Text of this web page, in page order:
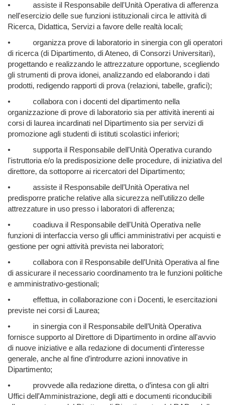
•
assiste il Responsabile dell'Unità Operativa di afferenza
nell'esercizio delle sue funzioni istituzionali circa le attività di
Ricerca, Didattica, Servizi a favore delle realtà locali;
•
organizza prove di laboratorio in sinergia con gli operatori
di ricerca (di Dipartimento, di Ateneo, di Consorzi Universitari),
progettando e realizzando le attrezzature opportune, scegliendo
gli strumenti di prova idonei, analizzando ed elaborando i dati
prodotti, redigendo rapporti di prova (relazioni, tabelle, grafici);
•
collabora con i docenti del dipartimento nella
organizzazione di prove di laboratorio sia per attività inerenti ai
corsi di laurea incardinati nel Dipartimento sia per servizi di
promozione agli studenti di istituti scolastici inferiori;
•
supporta il Responsabile dell'Unità Operativa curando
l'istruttoria e/o la predisposizione delle procedure, di iniziativa del
direttore, da sottoporre ai ricercatori del Dipartimento;
•
assiste il Responsabile dell’Unità Operativa nel
predisporre pratiche relative alla sicurezza nell’utilizzo delle
attrezzature in uso presso i laboratori di afferenza;
•
coadiuva il Responsabile dell'Unità Operativa nelle
funzioni di interfaccia verso gli uffici amministrativi per acquisti e
gestione per ogni attività prevista nei laboratori;
•
collabora con il Responsabile dell’Unità Operativa al fine
di assicurare il necessario coordinamento tra le funzioni politiche
e amministrativo-gestionali;
•
effettua, in collaborazione con i Docenti, le esercitazioni
previste nei corsi di Laurea;
•
in sinergia con il Responsabile dell’Unità Operativa
fornisce supporto al Direttore di Dipartimento in ordine all'avvio
di nuove iniziative e alla redazione di documenti d’interesse
generale, anche al fine d’introdurre azioni innovative in
Dipartimento;
•
provvede alla redazione diretta, o d’intesa con gli altri
Uffici dell’Amministrazione, degli atti e documenti riconducibili